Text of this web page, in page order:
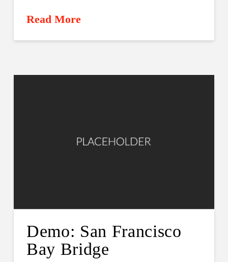
Read More
Demo: San Francisco
Bay Bridge